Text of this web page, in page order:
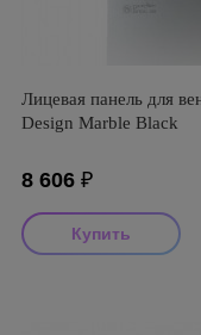
Лицевая панель для
Design Marble Black
8 606 ₽